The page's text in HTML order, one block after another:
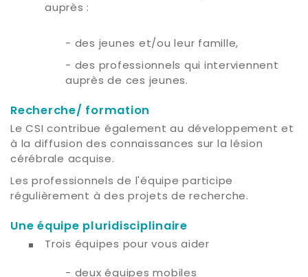
auprès :
- des jeunes et/ou leur famille,
- des professionnels qui interviennent
auprès de ces jeunes.
Recherche/ formation
Le CSI contribue également au développement et
à la diffusion des connaissances sur la lésion
cérébrale acquise.
Les professionnels de l'équipe participe
régulièrement à des projets de recherche.
Une équipe pluridisciplinaire
Trois équipes pour vous aider
- deux équipes mobiles